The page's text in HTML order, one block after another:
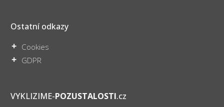
Ostatní odkazy
Cookies
GDPR
VYKLIZIME-POZUSTALOSTI.cz